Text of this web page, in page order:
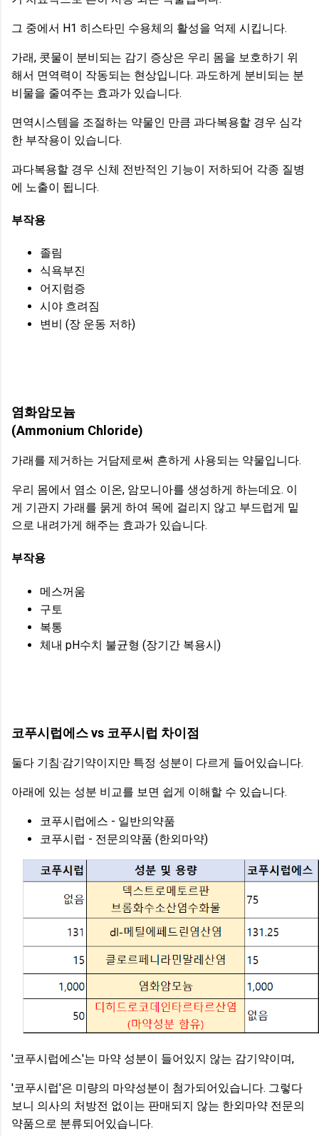
그 중에서 H1 히스타민 수용체의 활성을 억제 시킵니다.
가래, 콧물이 분비되는 감기 증상은 우리 몸을 보호하기 위
해서 면역력이 작동되는 현상입니다. 과도하게 분비되는 분
비물을 줄여주는 효과가 있습니다.
면역시스템을 조절하는 약물인 만큼 과다복용할 경우 심각
한 부작용이 있습니다.
과다복용할 경우 신체 전반적인 기능이 저하되어 각종 질병
에 노출이 됩니다.
부작용
졸림
식욕부진
어지럼증
시야 흐려짐
변비 (장 운동 저하)
염화암모늄
(Ammonium Chloride)
가래를 제거하는 거담제로써 흔하게 사용되는 약물입니다.
우리 몸에서 염소 이온, 암모니아를 생성하게 하는데요. 이
게 기관지 가래를 묽게 하여 목에 걸리지 않고 부드럽게 밑
으로 내려가게 해주는 효과가 있습니다.
부작용
메스꺼움
구토
복통
체내 pH수치 불균형 (장기간 복용시)
코푸시럽에스 vs 코푸시럽 차이점
둘다 기침·감기약이지만 특정 성분이 다르게 들어있습니다.
아래에 있는 성분 비교를 보면 쉽게 이해할 수 있습니다.
코푸시럽에스 - 일반의약품
코푸시럽 - 전문의약품 (한외마약)
'코푸시럽에스'는 마약 성분이 들어있지 않는 감기약이며,
'코푸시럽'은 미량의 마약성분이 첨가되어있습니다. 그렇다
보니 의사의 처방전 없이는 판매되지 않는 한외마약 전문의
약품으로 분류되어있습니다.